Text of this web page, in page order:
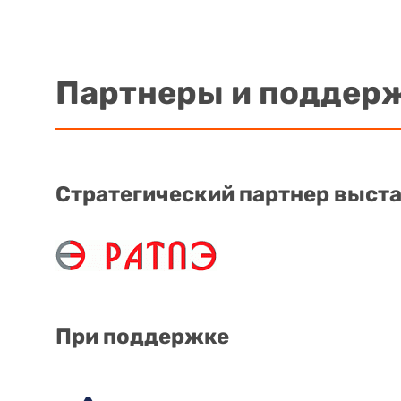
Партнеры и
Стратегический партнер
При поддержке